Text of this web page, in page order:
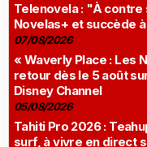
Telenovela : "À
Novelas+ et succède
07/08/2026
« Waverly Place : Les
retour dès le 5 août
Disney Channel
05/08/2026
Tahiti Pro 2026 :
surf, à vivre en direct